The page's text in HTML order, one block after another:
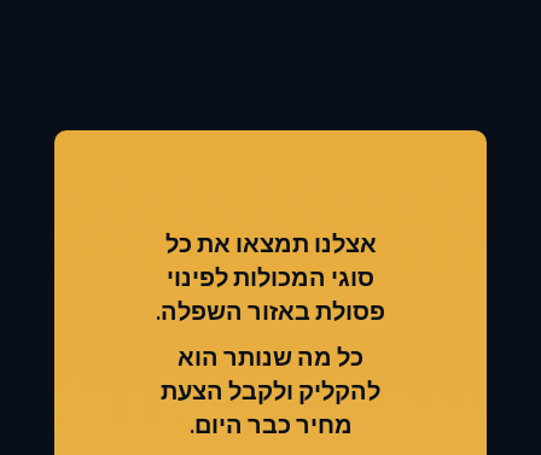
אצלנו תמצאו את כל
סוגי המכולות לפינוי
פסולת באזור השפלה.
כל מה שנותר הוא
להקליק ולקבל הצעת
מחיר כבר היום.